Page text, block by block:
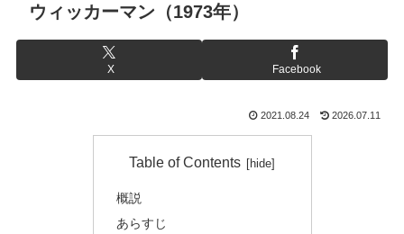
ウィッカーマン（1973年）
X Facebook
2021.08.24 2026.07.11
Table of Contents
概説
あらすじ